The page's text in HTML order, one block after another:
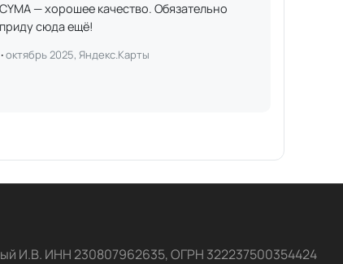
CYMA — хорошее качество. Обязательно
приду сюда ещё!
октябрь 2025, Яндекс.Карты
И.В. ИНН 230807962635, ОГРН 322237500354424